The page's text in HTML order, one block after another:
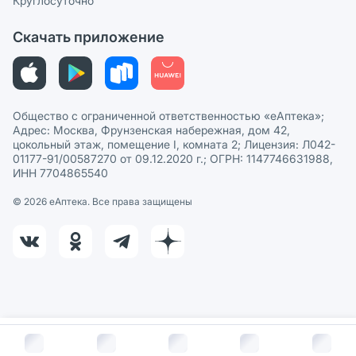
В корзину за
Политика рекомендаций
Этика и соответствие
Политика в отношении обработки персональных данных
Скачать приложение
Общество с ограниченной ответственностью «еАптека»;
Адрес: Москва, Фрунзенская набережная, дом 42,
цокольный этаж, помещение I, комната 2; Лицензия: Л042-
01177-91/00587270 от 09.12.2020 г.; ОГРН: 1147746631988,
ИНН 7704865540
© 2026 eАптека. Все права защищены